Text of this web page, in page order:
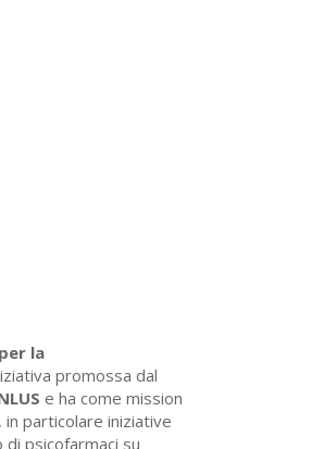
la
promossa dal
e ha come mission
particolare iniziative
psicofarmaci su